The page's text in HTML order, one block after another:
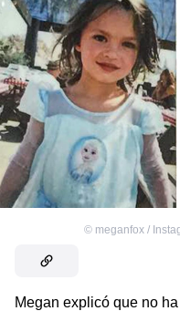
© meganfox /
Megan explicó que no